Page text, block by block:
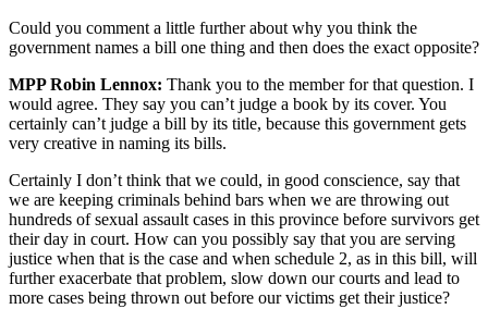
Could you comment a little further about why you think the
government names a bill one thing and then does the exact opposite?
MPP Robin Lennox: Thank you to the member for that question. I
would agree. They say you can’t judge a book by its cover. You
certainly can’t judge a bill by its title, because this government gets
very creative in naming its bills.
Certainly I don’t think that we could, in good conscience, say that
we are keeping criminals behind bars when we are throwing out
hundreds of sexual assault cases in this province before survivors get
their day in court. How can you possibly say that you are serving
justice when that is the case and when schedule 2, as in this bill, will
further exacerbate that problem, slow down our courts and lead to
more cases being thrown out before our victims get their justice?